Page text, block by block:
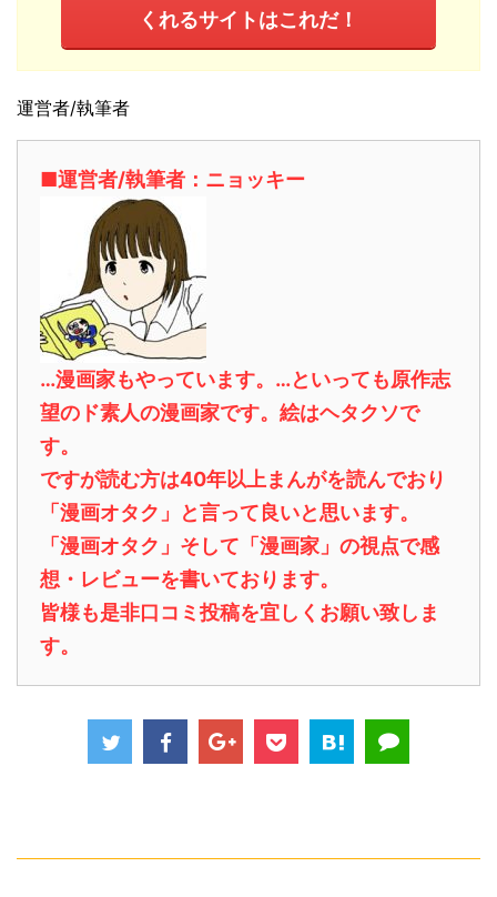
くれるサイトはこれだ！
運営者/執筆者
■運営者/執筆者：ニョッキー
…漫画家もやっています。…といっても原作志
望のド素人の漫画家です。絵はヘタクソで
す。
ですが読む方は40年以上まんがを読んでおり
「漫画オタク」と言って良いと思います。
「漫画オタク」そして「漫画家」の視点で感
想・レビューを書いております。
皆様も是非口コミ投稿を宜しくお願い致しま
す。